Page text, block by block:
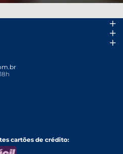
cartões de crédito: